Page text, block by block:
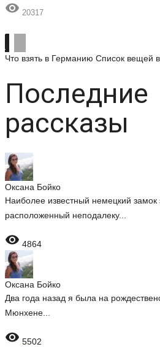
 20317
Что взять в Германию Список вещей
Последние
рассказы
Оксана Бойко
Наиболее известный немецкий
расположенный неподалеку...
 4864
Оксана Бойко
Два года назад я была на
Мюнхене...
 5502